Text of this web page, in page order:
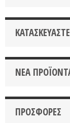
ΝΈΑ
ΠΡΟΣΦΟΡΈΣ